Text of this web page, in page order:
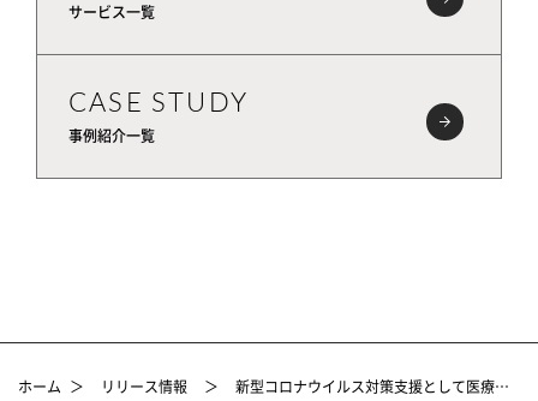
サービス一覧
CASE STUDY
事例紹介一覧
ホーム ＞ リリース情報 ＞ 新型コロナウイルス対策支援として医療用ガウン、マスクの生産開始について